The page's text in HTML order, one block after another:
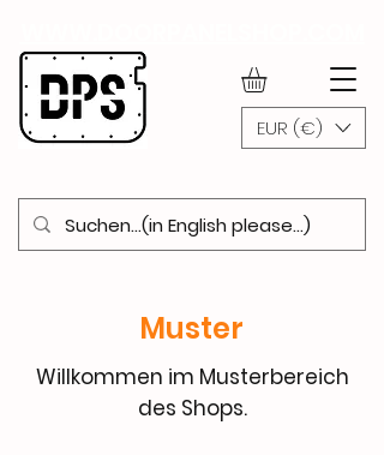
EUR (€)
Muster
Willkommen im Musterbereich
des Shops.